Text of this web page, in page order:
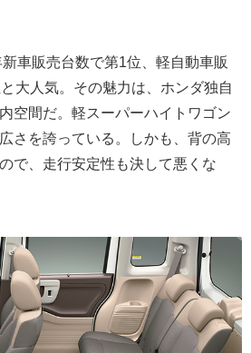
車販売台数で第1位、軽自動車販
大人気。その魅力は、ホンダ独自
空間だ。軽スーパーハイトワゴン
さを誇っている。しかも、背の高
で、走行安定性も決して悪くな